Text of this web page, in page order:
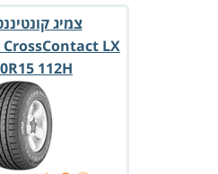
צמיג
CrossContact LX
112H